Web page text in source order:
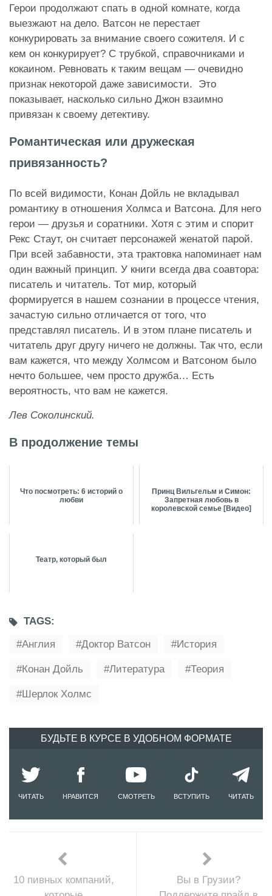
Герои продолжают спать в одной комнате, когда
выезжают на дело. Ватсон не перестает
конкурировать за внимание своего сожителя. И с
кем он конкурирует? С трубкой, справочниками и
кокаином. Ревновать к таким вещам — очевидно
признак некоторой даже зависимости. Это
показывает, насколько сильно Джон взаимно
привязан к своему детективу.
Романтическая или дружеская
привязанность?
По всей видимости, Конан Дойль не вкладывал
романтику в отношения Холмса и Ватсона. Для него
герои — друзья и соратники. Хотя с этим и спорит
Рекс Стаут, он считает персонажей женатой парой.
При всей забавности, эта трактовка напоминает нам
один важный принцип. У книги всегда два соавтора:
писатель и читатель. Тот мир, который
формируется в нашем сознании в процессе чтения,
зачастую сильно отличается от того, что
представлял писатель. И в этом плане писатель и
читатель друг другу ничего не должны. Так что, если
вам кажется, что между Холмсом и Ватсоном было
нечто большее, чем просто дружба… Есть
вероятность, что вам не кажется.
Лев Соколинский.
В продолжение темы
Что посмотреть: 6 историй о
любви
Принц Вильгельм и Симон:
Запретная любовь в
королевской семье [Видео]
Театр, который был
TAGS:
Англия
Доктор Ватсон История
Конан Дойль Литература Теория
Шерлок Холмс
БУДЬТЕ В КУРСЕ В УДОБНОМ ФОРМАТЕ
ЧИТАТЬ НРАВИТСЯ СМОТРЕТЬ ВСТУПИТЬ ЧИТАТЬ
10 пивных компаний,
Вы в Грузии?